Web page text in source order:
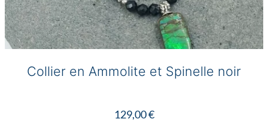
Collier en Ammolite et Spinelle noir
129,00€